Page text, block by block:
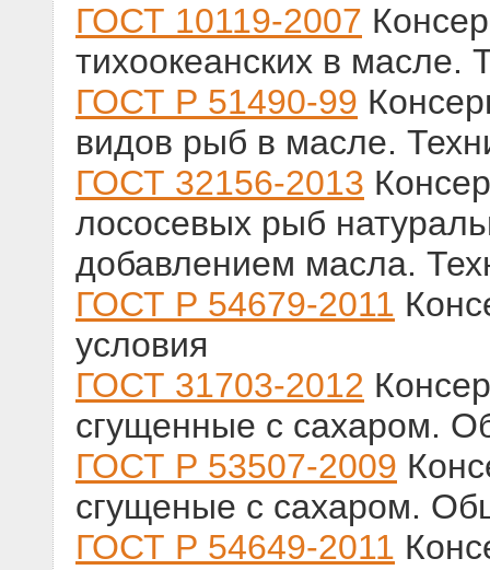
ГОСТ 10119-2007
тихоокеанских в масле.
ГОСТ Р 51490-99
видов рыб в масле.
ГОСТ 32156-2013
лососевых рыб
добавлением масла.
ГОСТ Р 54679-2011
условия
ГОСТ 31703-2012
сгущенные с сахаром.
ГОСТ Р 53507-2009
сгущеные с сахаром.
ГОСТ Р 54649-2011